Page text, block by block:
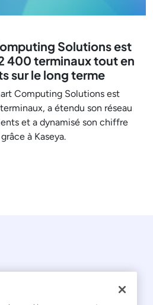
Solutions est
400 terminaux tout en
sur le long terme
Computing Solutions est
a étendu son réseau
et a dynamisé son chiffre
à Kaseya.